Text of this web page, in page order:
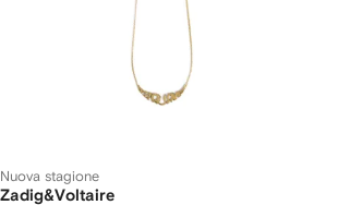
Nuova stagione
Zadig&Voltaire